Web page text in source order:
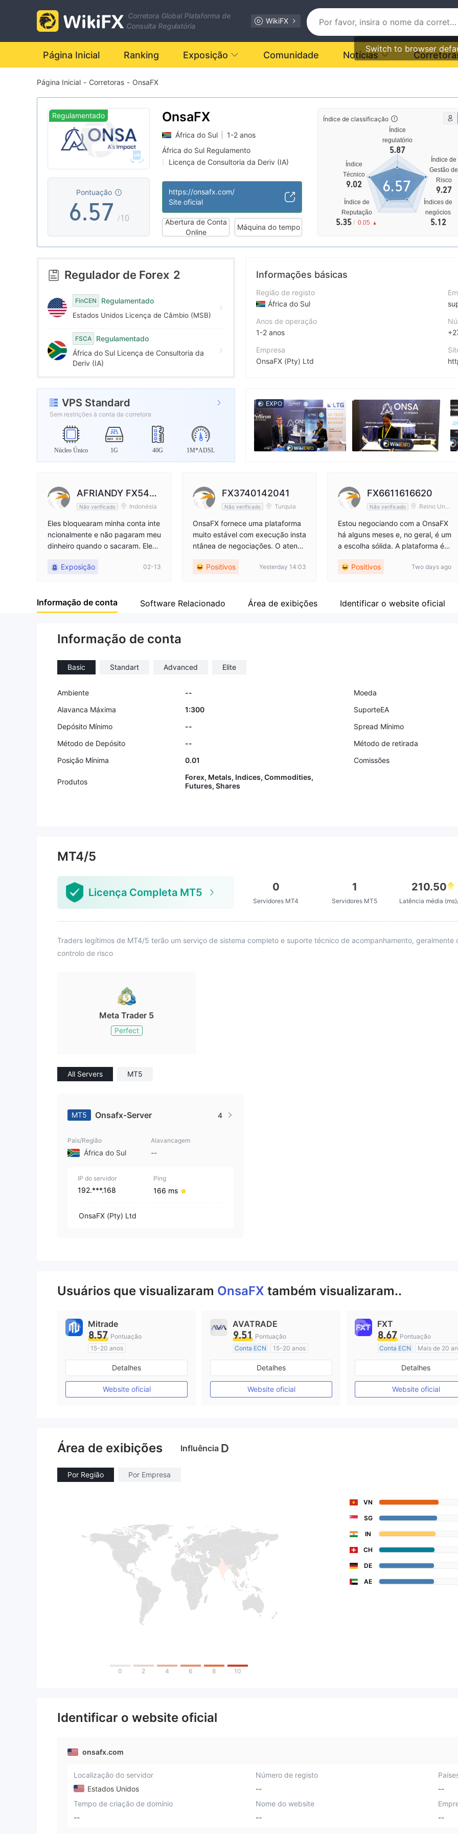
Corretora Global Plataforma de
Consulta Regulatória
WikiFX
Switch to browser
Página Inicial Ranking Exposição Comunidade Notícias
Página Inicial - Corretoras - OnsaFX
Regulamentado
Pontuação
0
1
2
3
4
5
6
7
8
9
.
0
1
2
4
5
6
7
8
9
1
2
3
4
5
6
7
8
9
/10
OnsaFX
África do Sul
1-2 anos
África do Sul Regulamento
Licença de Consultoria da Deriv (IA)
https://onsafx.com/
Site oficial
Abertura de Conta
Online
Máquina do tempo
Índice de classificação
Índice
regulatório
5.87
Índice
Técnico
9.02
Índice de
Reputação
5.35 / 0.05
Índices de
negócios
5.12
Índice de
Gestão de
Risco
9.27
6.57
Regulador de Forex 2
FinCEN Regulamentado
Estados Unidos Licença de Câmbio (MSB)
FSCA
Regulamentado
África do Sul Licença de Consultoria da
Deriv (IA)
VPS Standard
Sem restrições à conta da corretora
Núcleo Único 1G 40G 1M*ADSL
Informações básicas
Região de registo
África do Sul
Anos de operação
1-2 anos
Empresa
OnsaFX (Pty) Ltd
Funcionário da empresa
--
EXPO
AFRIANDY FX5453
710382
Não verificado Indonésia
Eles bloquearam minha conta inte
ncionalmente e não pagaram meu
dinheiro quando o sacaram. Eles
e do ID da transação, mas eles fic
ram à minha conta.
Exposição 02-13
FX3740142041
Não verificado Turquia
OnsaFX fornece uma plataforma
muito estável com execução insta
ntânea de negociações. O atendi
de rapidamente sempre que tenh
Positivos Yesterday 14:03
FX6611616620
Não verificado
Reino Unid
Estou negociando com a OnsaFX
há alguns meses e, no geral, é um
a escolha sólida. A plataforma é c
ficiente para minhas negociações
cliente é útil e educado, embora à
Positivos Two days ago
Informação de conta Software Relacionado Área de exibições Identificar o website oficial
Informação de conta
Basic Standart Advanced Elite
Ambiente -- Moeda
Alavanca Máxima
1:300
SuporteEA
Depósito Mínimo
-- Spread Mínimo
Método de Depósito
-- Método de retirada
Posição Mínima
0.01 Comissões
Produtos
Forex, Metals, Indices, Commodities,
Futures, Shares
MT4/5
Licença Completa MT5 0
Servidores MT4
1
Servidores MT5
210.50
Latência média
Traders legítimos de MT4/5 terão um serviço de sistema completo e suporte técnico de acompanhamento, geralmente
controlo de risco
Meta Trader 5
Perfect
All Servers MT5
MT5 Onsafx-Server 4
Pais/Região
África do Sul
Alavancagem
--
IP do servidor
192.***.168
Ping
166 ms
OnsaFX (Pty) Ltd
Usuários que visualizaram OnsaFX também visualizaram..
Mitrade
8.57 Pontuação
15-20 anos
Austrália Regulamento
Market Marketing (MM)
Autopesquisa
Detalhes
Website oficial
AVATRADE
9.51 Pontuação
Conta ECN
15-20 anos
Austrália Regulamento
Market Marketing (MM)
Etiqueta principal MT4
Detalhes
Website oficial
FXT
8.67 Pontuação
Conta ECN
Mais de 20
Austrália Regulamento
Market Marketing (MM)
Etiqueta principal MT4
Detalhes
Website oficial
Área de exibições Influência D
Por Região Por Empresa
0 2 4 6 8 10
VN
SG
IN
CH
DE
AE
Identificar o website oficial
onsafx.com
Localização do servidor
Estados Unidos
Número de registo
--
--
Tempo de criação de domínio
--
Nome do website
--
--